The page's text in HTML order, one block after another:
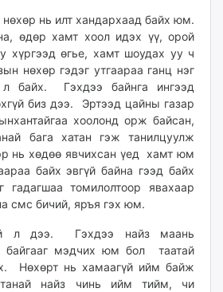
нөхөр нь илт хандархаад байх юм.
өдөр хамт хоол идэх үү, орой
хүргээд өгье, хамт шоудах уу ч
нөхөр гэдэг утгаараа ганц нэг
байх. Гэхдээ байнга ингээд
биз дээ. Эртээд цайны газар
хоолонд орж байсан,
бага хатан гэж танилцуулж
нь хөдөө явчихсан үед хамт юм
байх эвгүй байна гээд байх
томилолтоор явахаар
смс бичий, яръя гэх юм.
л дээ. Гэхдээ найз маань
байгааг мэдчих юм бол таатай
Нөхөрт нь хамаагүй ийм байж
танай найз чинь ийм тийм, чи